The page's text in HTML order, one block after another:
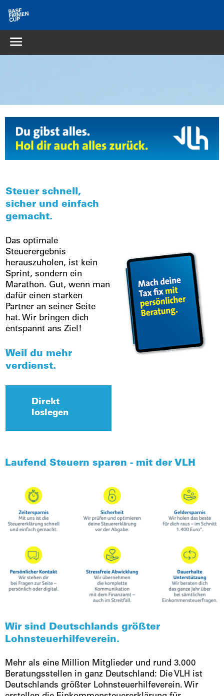
Steuer schnell,
sicher und einfach
gemacht.
Das optimale
Steuerergebnis
herauszuholen, ist kein
Sprint, sondern ein
Marathon. Gut, wenn man
dafür einen starken
Partner an seiner Seite
hat. Wir bringen dich
entspannt ans Ziel!
Weil du mehr
verdienst.
Direkt
loslegen
Laufend Steuern sparen - mit der VLH
Wir sind Deutschlands größter
Lohnsteuerhilfeverein.
Mehr als eine Million Mitglieder und rund 3.000
Beratungsstellen in ganz Deutschland: Die VLH ist
Deutschlands größter Lohnsteuerhilfeverein. Wir